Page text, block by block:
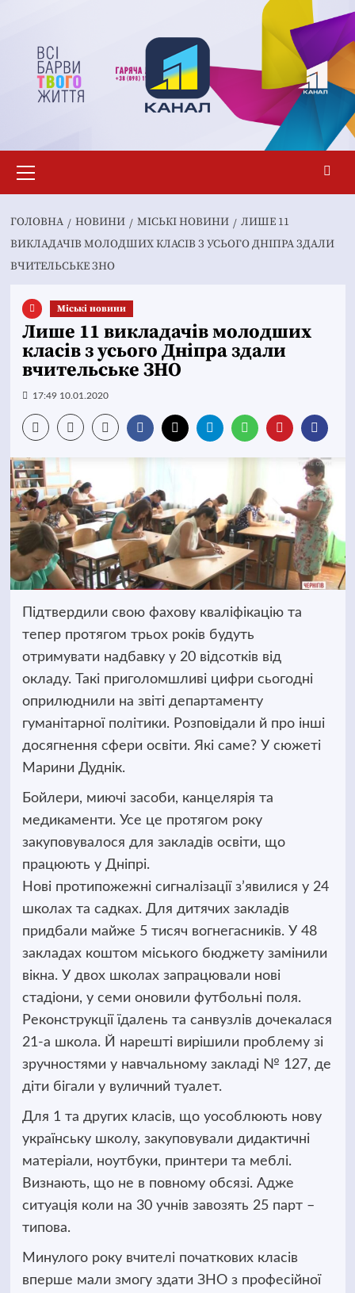
вмісту
меню
ГОЛОВНА НОВИНИ MІСЬКІ НОВИНИ
ЛИШЕ 11
ВИКЛАДАЧІВ МОЛОДШИХ КЛАСІВ З УСЬОГО ДНІПРА ЗДАЛИ
ВЧИТЕЛЬСЬКЕ ЗНО
Mіські новини
Лише 11 викладачів молодших
класів з усього Дніпра здали
вчительське ЗНО
17:49 10.01.2020
Підтвердили свою фахову кваліфікацію та
тепер протягом трьох років будуть
отримувати надбавку у 20 відсотків від
окладу. Такі приголомшливі цифри сьогодні
оприлюднили на звіті департаменту
гуманітарної політики. Розповідали й про інші
досягнення сфери освіти. Які саме? У сюжеті
Марини Дуднік.
Бойлери, миючі засоби, канцелярія та
медикаменти. Усе це протягом року
закуповувалося для закладів освіти, що
працюють у Дніпрі.
Нові протипожежні сигналізації з’явилися у 24
школах та садках. Для дитячих закладів
придбали майже 5 тисяч вогнегасників. У 48
закладах коштом міського бюджету замінили
вікна. У двох школах запрацювали нові
стадіони, у семи оновили футбольні поля.
Реконструкції їдалень та санвузлів дочекалася
21-а школа. Й нарешті вирішили проблему зі
зручностями у навчальному закладі № 127, де
діти бігали у вуличний туалет.
Для 1 та других класів, що уособлюють нову
українську школу, закуповували дидактичні
матеріали, ноутбуки, принтери та меблі.
Визнають, що не в повному обсязі. Адже
ситуація коли на 30 учнів завозять 25 парт –
типова.
Минулого року вчителі початкових класів
вперше мали змогу здати ЗНО з професійної